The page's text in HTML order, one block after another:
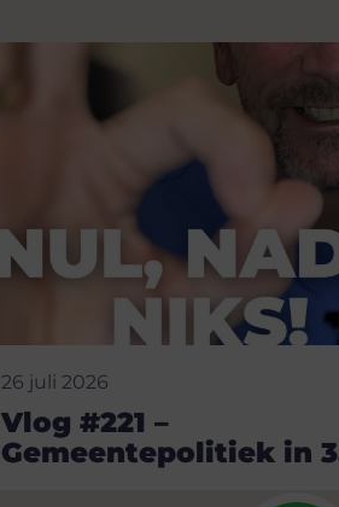
26 juli 2026
Vlog #221 –
Gemeentepolitiek in 3